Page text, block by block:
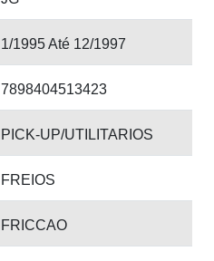
1/1995 Até 12/1997
7898404513423
PICK-UP/UTILITARIOS
FREIOS
FRICCAO